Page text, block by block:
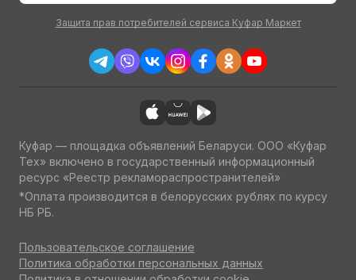
Защита прав потребителей сервиса Куфар Маркет
Куфар — площадка объявлений Беларуси. ООО «Куфар
Тех» включено в государственный информационный
ресурс «Реестр рекламораспространителей»
*Оплата производится в белорусских рублях по курсу
НБ РБ.
Пользовательское соглашение
Политика обработки персональных данных